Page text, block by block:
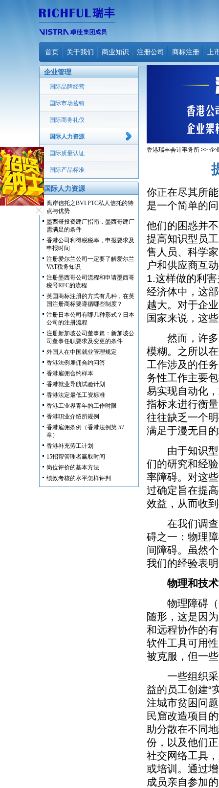
首页 关于我们 商业知识 注册公司 商标注册 上
企业管理
国际品牌经营
国际市场营销
国际商务礼仪
国际人力资源
国际质量认证
国际产品标准
国际人力资源
离岸信托之BVI PTC私人信托的特
点与优势
墨西哥投资建厂指南，墨西哥建厂
需满足的条件
香港公司利得税税率，申报要求及
申报时间
注册爱尔兰公司一定要了解爱尔兰
VAT税务知识
注册墨西哥公司流程和申请墨西哥
税号RFC的流程
英国商标注册的方式有几种，在英
国注册商标要遵循哪些制度？
注册日本公司有哪几种形式？日本
公司的注册流程
注册新加坡公司董事篇：新加坡公
司董事任职要求及变更的条件
外国人在中国就业管理规定
香港法例雇佣合约问答
香港雇佣合约样本
香港就业导航试验计划
香港法定最低工资标准
香港工业界青年的工作时限
香港职业介绍所规例
香港雇佣条例（香港法例第 57
章）
香港补充劳工计划
15招帮管理者赢取时间
岗位评价的基本方法
绩效考核的水平怎样评判
香港瑞丰会计事务所 >> 企
你正在尽其所
是一个简单的
他们的困惑并
提高知识型员
售人员、科学
户和供应商互
1.这样做的利
经济体中，这
越大。对于企
国家来说，这
然而，许多
模糊。之所以
工作涉及的任
务性工作主要
易实现自动化
指标来进行衡
往往缺乏一个
满足于漫无目
由于知识型
们的研究和经
率障碍。对这
过确定旨在提
效益，从而收
在我们调查
碍之一：物理
间障碍。虽然
我们的经验表
物理和技
物理障碍（
随形，这是因
和远程协作的
软件工具可用
被克服，但一
一些组织采
益的员工创建“
注城市贫困问
民窟改造项目
助分散在不同
份，以及他们
社交网络工具
或培训。通过
成员亲自参加